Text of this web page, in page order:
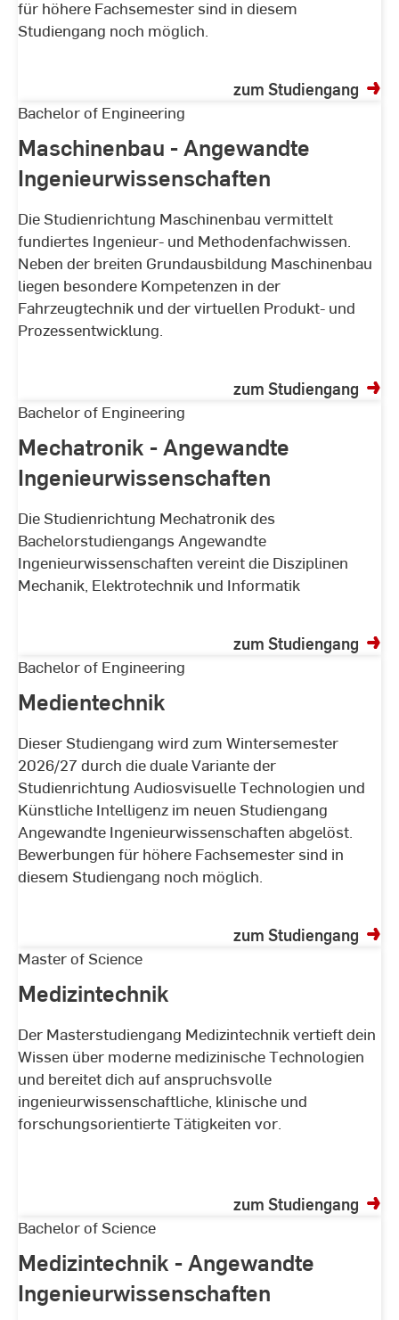
für höhere Fachsemester sind in diesem
Studiengang noch möglich.
zum Studiengang
Maschinenbau
Angewandte
Ingenieurwissenschaften
Bachelor of Engineering
Maschinenbau - Angewandte
Ingenieurwissenschaften
Die Studienrichtung Maschinenbau vermittelt
fundiertes Ingenieur- und Methodenfachwissen.
Neben der breiten Grundausbildung Maschinenbau
liegen besondere Kompetenzen in der
Fahrzeugtechnik und der virtuellen Produkt- und
Prozessentwicklung.
zum Studiengang
Mechatronik
Angewandte
Ingenieurwissenschaften
Bachelor of Engineering
Mechatronik - Angewandte
Ingenieurwissenschaften
Die Studienrichtung Mechatronik des
Bachelorstudiengangs Angewandte
Ingenieurwissenschaften vereint die Disziplinen
Mechanik, Elektrotechnik und Informatik
zum Studiengang
Medientechnik
Bachelor of Engineering
Medientechnik
Dieser Studiengang wird zum Wintersemester
2026/27 durch die duale Variante der
Studienrichtung Audiosvisuelle Technologien und
Künstliche Intelligenz im neuen Studiengang
Angewandte Ingenieurwissenschaften abgelöst.
Bewerbungen für höhere Fachsemester sind in
diesem Studiengang noch möglich.
zum Studiengang
Medizintechnik
Master of Science
Medizintechnik
Der Masterstudiengang Medizintechnik vertieft dein
Wissen über moderne medizinische Technologien
und bereitet dich auf anspruchsvolle
ingenieurwissenschaftliche, klinische und
forschungsorientierte Tätigkeiten vor.
zum Studiengang
Medizintechnik
Angewandte
Ingenieurwissenschaften
Bachelor of Science
Medizintechnik - Angewandte
Ingenieurwissenschaften